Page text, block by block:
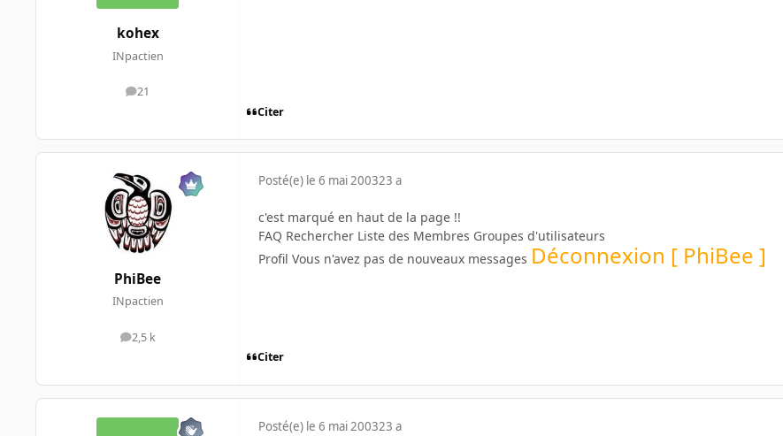
kohex
INpactien
21
messages
Citer
PhiBee
INpactien
2,5 k
messages
Posté(e) le 6 mai 200323 a
c'est marqué en haut de la page !!
FAQ Rechercher Liste des Membres Groupes d'utilisateurs
Profil Vous n'avez pas de nouveaux messages Déconnexion [ PhiBee ]
Citer
Posté(e) le 6 mai 200323 a